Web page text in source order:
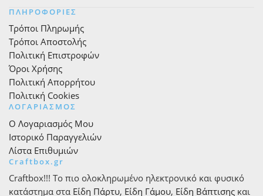
ΠΛΗΡΟΦΟΡΙΕΣ
Τρόποι Πληρωμής
Τρόποι Αποστολής
Πολιτική Επιστροφών
Όροι Χρήσης
Πολιτική Απορρήτου
Πολιτική Cookies
ΛΟΓΑΡΙΑΣΜΟΣ
Ο Λογαριασμός Μου
Ιστορικό Παραγγελιών
Λίστα Επιθυμιών
Craftbox.gr
Craftbox!!! Το πιο ολοκληρωμένο ηλεκτρονικό και φυσικό
κατάστημα στα Είδη Πάρτυ, Είδη Γάμου, Είδη Βάπτισης και